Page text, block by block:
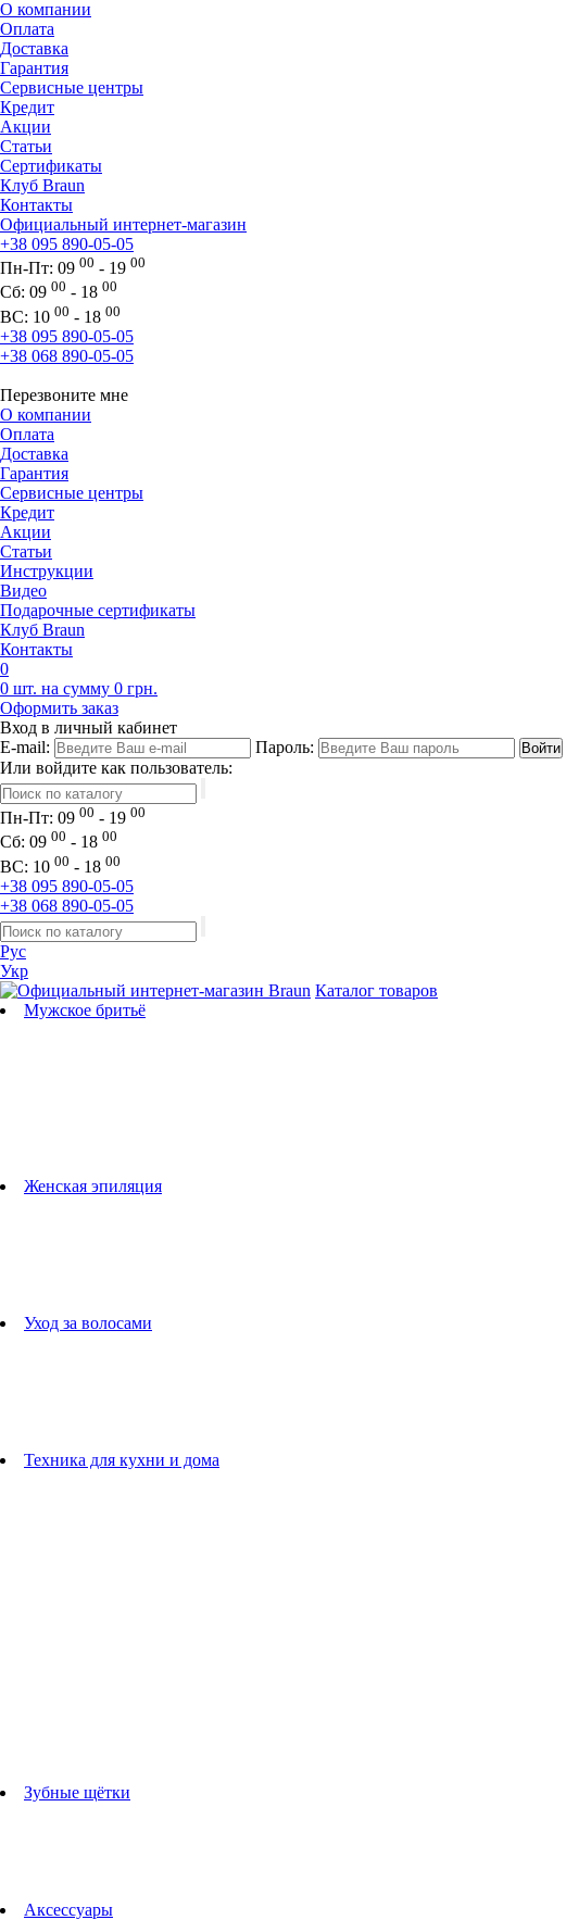
О компании
Оплата
Доставка
Гарантия
Сервисные центры
Кредит
Акции
Статьи
Сертификаты
Клуб Braun
Контакты
Официальный интернет-магазин
+38 095 890-05-05
Пн-Пт: 09 00 - 19 00
Сб: 09 00 - 18 00
ВС: 10 00 - 18 00
+38 095 890-05-05
+38 068 890-05-05
Перезвоните мне
О компании
Оплата
Доставка
Гарантия
Сервисные центры
Кредит
Акции
Статьи
Инструкции
Видео
Подарочные сертификаты
Клуб Braun
Контакты
0
0 шт. на сумму 0 грн.
Оформить заказ
Вход в личный кабинет
E-mail:
Пароль:
Или войдите как пользователь:
Пн-Пт: 09 00 - 19 00
Сб: 09 00 - 18 00
ВС: 10 00 - 18 00
+38 095 890-05-05
+38 068 890-05-05
Рус
Укр
Каталог товаров
Мужское бритьё
Женская эпиляция
Уход за волосами
Техника для кухни и дома
Зубные щётки
Аксессуары